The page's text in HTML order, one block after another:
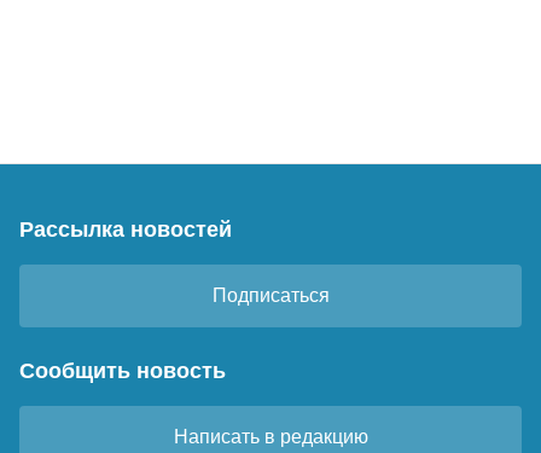
Рассылка новостей
Подписаться
Сообщить новость
Написать в редакцию